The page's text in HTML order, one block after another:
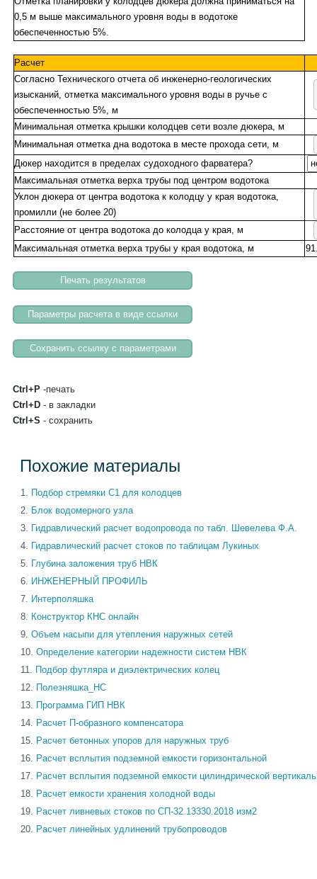
0,5 м выше максимального уровня воды в водотоке
обеспеченностью 5%.
Расчет
Согласно Технического отчета об инженерно-геологических
изысканий, отметка максимального уровня воды в ручье с
обеспеченностью 5%, м
Минимальная отметка крышки колодцев сети возле дюкера, м
Минимальная отметка дна водотока в месте прохода сети, м
Дюкер находится в пределах судоходного фарватера?
Максимальная отметка верха трубы под центром водотока
Уклон дюкера от центра водотока к колодцу у края водотока,
промилли (не более 20)
Расстояние от центра водотока до колодца у края, м
Максимальная отметка верха трубы у края водотока, м
Ctrl+P -печать
Ctrl+D - в закладки
Ctrl+S - сохранить
Похожие материалы
Подбор стремяки С1 для колодцев
Блок водомерного узла
Гидравлический расчет водопровода по табл. Шевелева Ф.А.
Гидравлический расчет стоков по таблицам Лукиных
Глубина заложения труб НВК
ИНЖЕНЕРНЫЙ ПРОФИЛЬ
Интерполяшка
Конструктор КНС онлайн
Объем насыпи для утепления наружных сетей
Определение категории надежности систем НВК
Подбор футляра и диэлектрических колец
Полезняшка_НС
Программа ГИП НВК
Расчет П-образного компенсатора
Расчет бетонных упоров для наружных труб
Расчет всплытия подземной емкости горизонтальной
Расчет всплытия подземной емкости цилиндрической
Расчет емкости хранения холодной воды
Расчет ливневых стоков по СП-32.13330.2018 изм2
Расчет линейных удлинений трубопроводов